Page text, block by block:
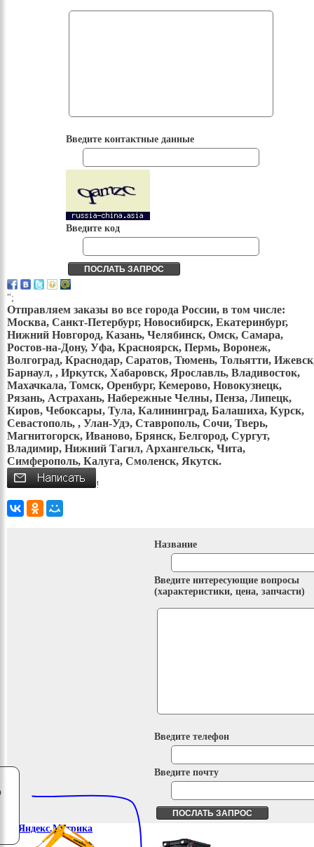
Введите контактные данные
Введите код
";
Отправляем заказы во все города России, в том числе:
Москва, Санкт-Петербург, Новосибирск, Екатеринбург,
Нижний Новгород, Казань, Челябинск, Омск, Самара,
Ростов-на-Дону, Уфа, Красноярск, Пермь, Воронеж,
Волгоград, Краснодар, Саратов, Тюмень, Тольятти,
Барнаул, , Иркутск, Хабаровск, Ярославль, Владивосток,
Махачкала, Томск, Оренбург, Кемерово, Новокузнецк,
Рязань, Астрахань, Набережные Челны, Пенза, Липецк,
Киров, Чебоксары, Тула, Калининград, Балашиха, Курск,
Севастополь, , Улан-Удэ, Ставрополь, Сочи, Тверь,
Магнитогорск, Иваново, Брянск, Белгород, Сургут,
Владимир, Нижний Тагил, Архангельск, Чита,
Симферополь, Калуга, Смоленск, Якутск.
!
Название
Введите интересующие вопросы
(характеристики, цена, запчасти)
Введите телефон
Введите почту